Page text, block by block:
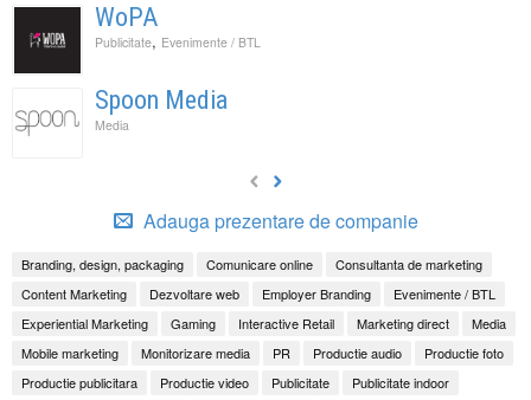
WoPA
Publicitate, Evenimente / BTL
Spoon Media
Media
Adauga prezentare de companie
Branding, design, packaging Comunicare online
Consultanta de marketing
Content Marketing
Dezvoltare web Employer Branding
Evenimente / BTL
Experiential Marketing
Gaming Interactive Retail Marketing direct
Media
Mobile marketing
Monitorizare media PR Productie audio
Productie foto
Productie publicitara
Productie video Publicitate
Publicitate indoor